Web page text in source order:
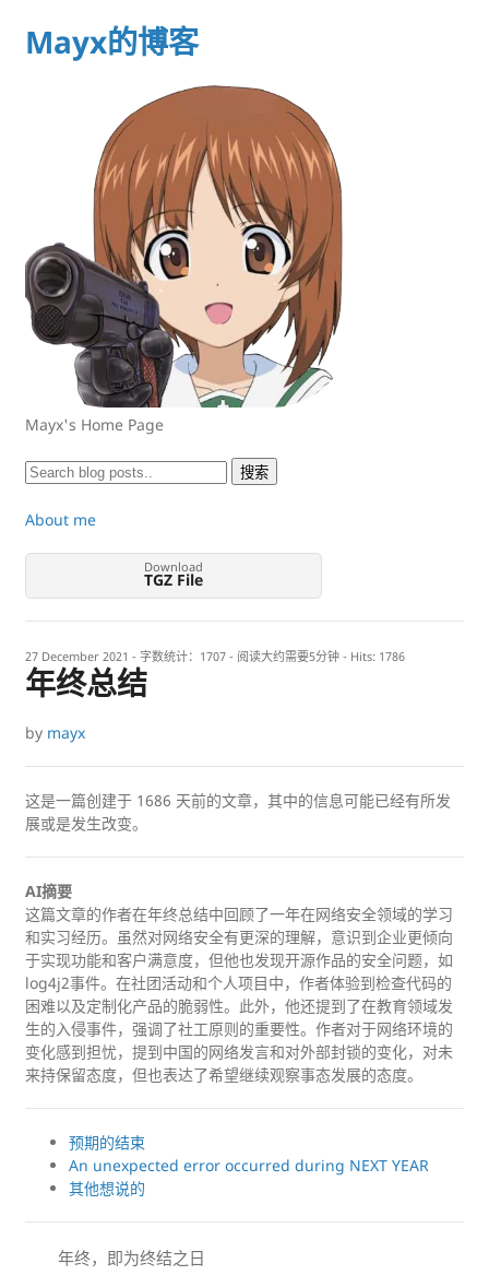
Mayx的博客
Mayx's Home Page
About me
Download
TGZ File
27 December 2021 - 字数统计：1707 - 阅读大约需要5分钟 - Hits: 1786
年终总结
by mayx
这是一篇创建于 1686 天前的文章，其中的信息可能已经有所发
展或是发生改变。
AI摘要
这篇文章的作者在年终总结中回顾了一年在网络安全领域的学习
和实习经历。虽然对网络安全有更深的理解，意识到企业更倾向
于实现功能和客户满意度，但他也发现开源作品的安全问题，如
log4j2事件。在社团活动和个人项目中，作者体验到检查代码的
困难以及定制化产品的脆弱性。此外，他还提到了在教育领域发
生的入侵事件，强调了社工原则的重要性。作者对于网络环境的
变化感到担忧，提到中国的网络发言和对外部封锁的变化，对未
来持保留态度，但也表达了希望继续观察事态发展的态度。
预期的结束
An unexpected error occurred during NEXT YEAR
其他想说的
年终，即为终结之日